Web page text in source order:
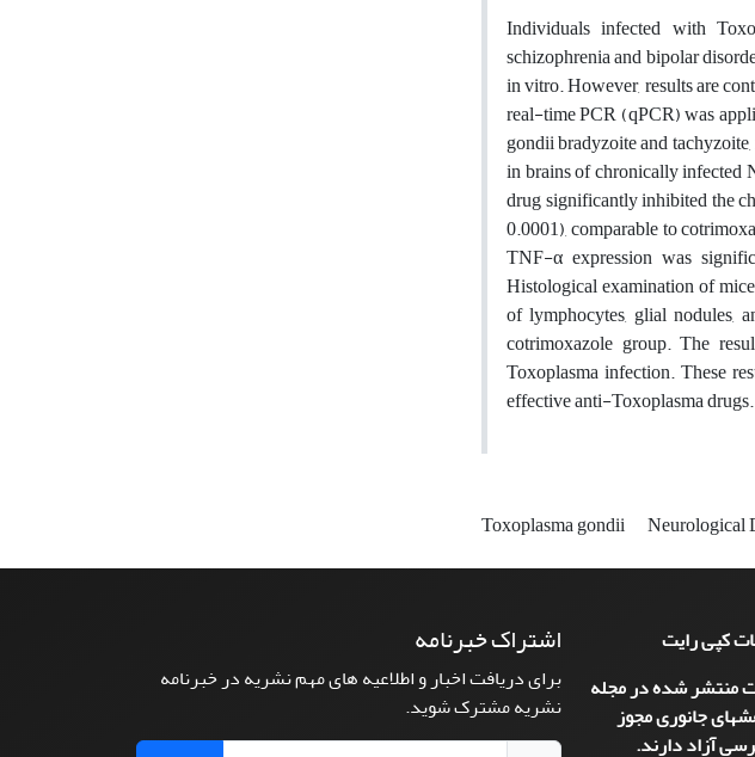
Individuals infected with
schizophrenia and bipolar
in vitro. However, results are
real-time PCR (qPCR) was
gondii bradyzoite and
in brains of chronically infected
drug significantly inhibited the
0.0001), comparable to
TNF-α expression was
Histological examination of
of lymphocytes, glial nodules,
cotrimoxazole group. The
Toxoplasma infection. These
effective anti-Toxoplasma drugs.
Toxoplasma gondii Neurological
کپی رایت
منتشر شده در مجله
جانوری مجوز
آزاد دارند.
اشتراک خبرنامه
برای دریافت اخبار و اطلاعیه های مهم نشریه در خبرنامه
نشریه مشترک شوید.